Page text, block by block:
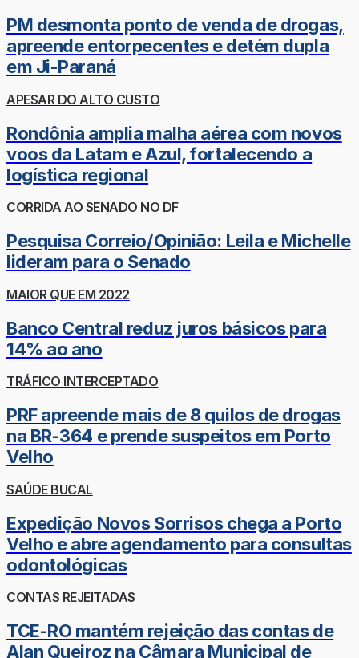
PM desmonta ponto de venda de drogas,
apreende entorpecentes e detém dupla
em Ji-Paraná
APESAR DO ALTO CUSTO
Rondônia amplia malha aérea com novos
voos da Latam e Azul, fortalecendo a
logística regional
CORRIDA AO SENADO NO DF
Pesquisa Correio/Opinião: Leila e Michelle
lideram para o Senado
MAIOR QUE EM 2022
Banco Central reduz juros básicos para
14% ao ano
TRÁFICO INTERCEPTADO
PRF apreende mais de 8 quilos de drogas
na BR-364 e prende suspeitos em Porto
Velho
SAÚDE BUCAL
Expedição Novos Sorrisos chega a Porto
Velho e abre agendamento para consultas
odontológicas
CONTAS REJEITADAS
TCE-RO mantém rejeição das contas de
Alan Queiroz na Câmara Municipal de